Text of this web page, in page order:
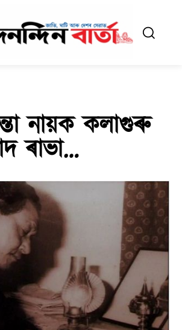
নায়ক কলাগুৰু
ৰাভা…